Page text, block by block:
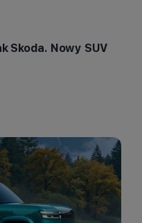
Skoda. Nowy SUV